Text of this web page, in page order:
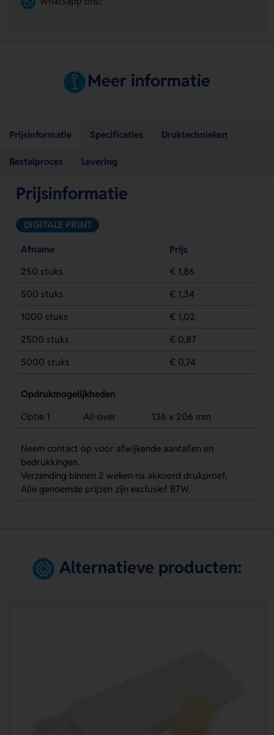
Meer informatie
Prijsinformatie Specificaties Druktechnieken
Bestelproces Levering
Prijsinformatie
DIGITALE PRINT
Afname
Prijs
250 stuks
€ 1,86
500 stuks
€ 1,34
1000 stuks
€ 1,02
2500 stuks
€ 0,87
5000 stuks
€ 0,74
Opdrukmogelijkheden
Optie 1
All-over 136 x 206 mm
Neem contact op voor afwijkende aantallen en
bedrukkingen.
Verzending binnen 2 weken na akkoord drukproef.
Alle genoemde prijzen zijn exclusief BTW.
Alternatieve producten: